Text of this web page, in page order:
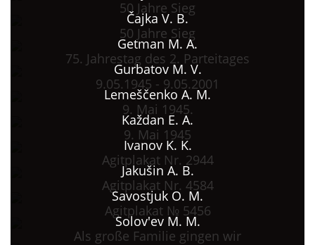
50 Jahre Sieg
Čajka V. B.
50 Jahre Sieg
Getman M. A.
75. Jahrestag des 2. Parteitages
Gurbatov M. V.
9.05.1945 - 9.05.2001
Lemeščenko A. M.
9. Mai 1945.
Každan E. A.
9. Mai 1945
Ivanov K. K.
Agitplakat Nr. 2944
Jakušin A. B.
Agitplakat Nr. 4584
Savostjuk O. M.
Agitplakat № 5456
Solov'ev M. M.
Als große Familie gingen wir